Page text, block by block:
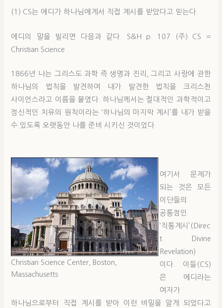
(1) CS는 에디가 하나님에게서 직접 계시를 받았다고 믿는다.
에디의 말을 빌리면 다음과 같다. S&H p. 107 (주) CS =
Christian Science
1866년 나는 그리스도 과학 즉 생명과 진리, 그리고 사랑에 관한
하나님의 법칙을 발견하여 내가 발견한 법칙을 크리스천
사이언스라고 이름을 붙였다. 하나님께서는 절대적인 과학적이고
정신적인 치유의 원칙이라는 ‘하나님의 마지막 계시’를 내가 받을
수 있도록 오랫동안 나를 준비 시키신 것이었다.
Christian Science Center, Boston,
Massachusetts
여기서 문제가
되는 것은 모든
이단들의
공통점인
‘직통계시’(Direc
t Divine
Revelation)
이다. 이들(CS)
은 에디라는
여자가
하나님으로부터 직접 계시를 받아 이런 비밀을 알게 되었다고